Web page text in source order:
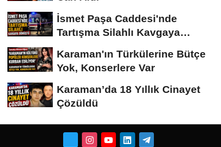
İsmet Paşa Caddesi'nde
Tartışma Silahlı Kavgaya
Karaman'ın Türkülerine Bütçe
Yok, Konserlere Var
Karaman’da 18 Yıllık Cinayet
Çözüldü